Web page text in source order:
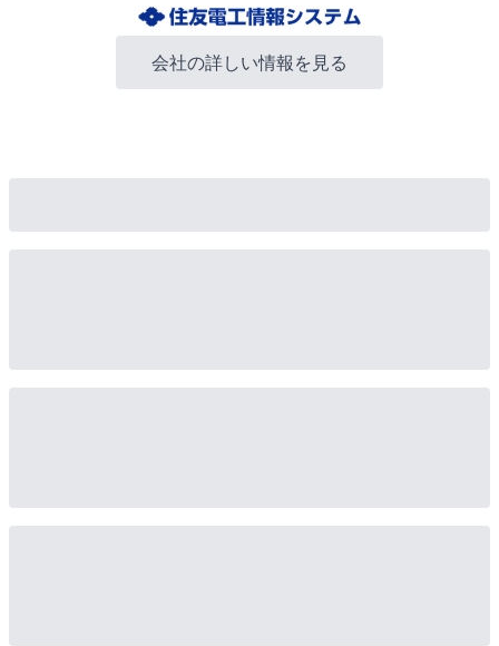
会社の詳しい情報を見る